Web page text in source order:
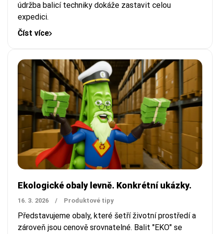
údržba balicí techniky dokáže zastavit celou
expedici.
Číst více
Ekologické obaly levně. Konkrétní ukázky.
16. 3. 2026 / Produktové tipy
Představujeme obaly, které šetří životní prostředí a
zároveň jsou cenově srovnatelné. Balit "EKO" se